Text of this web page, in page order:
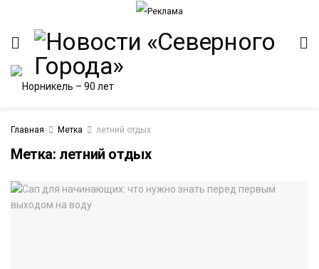
Главная Метка летний отдых
Метка: летний отдых